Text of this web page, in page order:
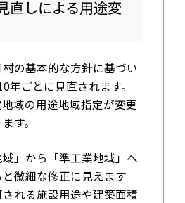
直しによる用途変
の基本的な方針に基づい
年ごとに見直されます。
域の用途地域指定が変更
す。
」から「準工業地域」へ
微細な修正に見えます
れる施設用途や建築面積